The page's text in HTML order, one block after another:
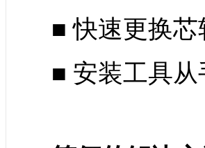
■ 快速更换
■ 安装工具